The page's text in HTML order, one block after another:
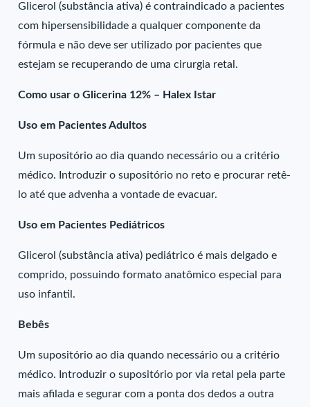
Glicerol (substância ativa) é contraindicado a pacientes
com hipersensibilidade a qualquer componente da
fórmula e não deve ser utilizado por pacientes que
estejam se recuperando de uma cirurgia retal.
Como usar o Glicerina 12% – Halex Istar
Uso em Pacientes Adultos
Um supositório ao dia quando necessário ou a critério
médico. Introduzir o supositório no reto e procurar retê-
lo até que advenha a vontade de evacuar.
Uso em Pacientes Pediátricos
Glicerol (substância ativa) pediátrico é mais delgado e
comprido, possuindo formato anatômico especial para
uso infantil.
Bebês
Um supositório ao dia quando necessário ou a critério
médico. Introduzir o supositório por via retal pela parte
mais afilada e segurar com a ponta dos dedos a outra